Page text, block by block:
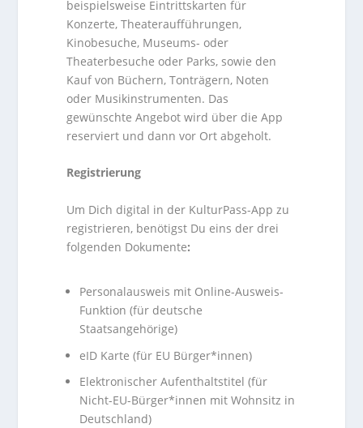
beispielsweise Eintrittskarten für
Konzerte, Theateraufführungen,
Kinobesuche, Museums- oder
Theaterbesuche oder Parks, sowie den
Kauf von Büchern, Tonträgern, Noten
oder Musikinstrumenten. Das
gewünschte Angebot wird über die App
reserviert und dann vor Ort abgeholt.
Registrierung
Um Dich digital in der KulturPass-App zu
registrieren, benötigst Du eins der drei
folgenden Dokumente:
Personalausweis mit Online-Ausweis-
Funktion (für deutsche
Staatsangehörige)
eID Karte (für EU Bürger*innen)
Elektronischer Aufenthaltstitel (für
Nicht-EU-Bürger*innen mit Wohnsitz in
Deutschland)